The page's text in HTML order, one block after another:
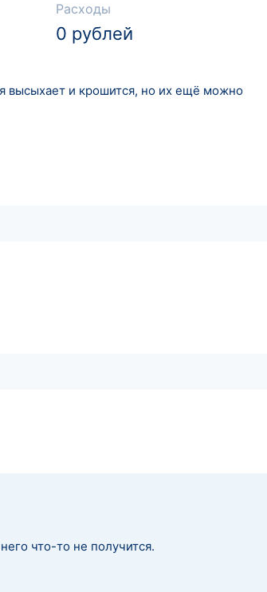
Расходы
0 рублей
высыхает и крошится, но их ещё можно
что-то не получится.